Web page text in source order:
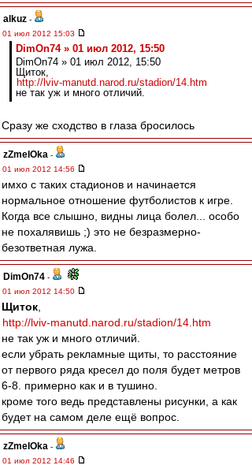
alkuz -
01 июл 2012 15:03
DimOn74 » 01 июл 2012, 15:50
DimOn74 » 01 июл 2012, 15:50
Щиток,
http://lviv-manutd.narod.ru/stadion/14.htm
не так уж и много отличий.
Сразу же сходство в глаза бросилось
zZmeIOka -
01 июл 2012 14:56
имхо с таких стадионов и начинается
нормальное отношение футболистов к игре.
Когда все слышно, видны лица болел... особо
не похалявишь ;) это не безразмерно-
безответная лужа.
DimOn74 -
01 июл 2012 14:50
Щиток
http://lviv-manutd.narod.ru/stadion/14.htm
не так уж и много отличий.
если убрать рекламные щиты, то расстояние
от первого ряда кресел до поля будет метров
6-8. примерно как и в тушино.
кроме того ведь представлены рисунки, а как
будет на самом деле ещё вопрос.
zZmeIOka -
01 июл 2012 14:46